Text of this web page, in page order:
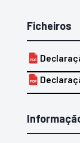
Ficheiros
PDF
PDF